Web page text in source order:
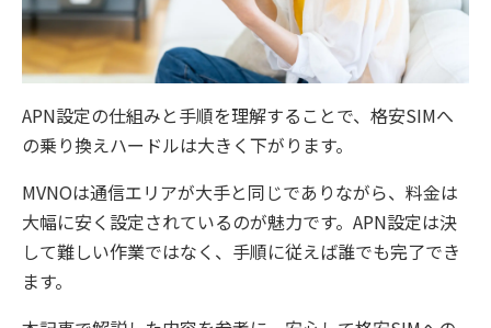
APN設定の仕組みと手順を理解することで、格安SIMへ
の乗り換えハードルは大きく下がります。
MVNOは通信エリアが大手と同じでありながら、料金は
大幅に安く設定されているのが魅力です。APN設定は決
して難しい作業ではなく、手順に従えば誰でも完了でき
ます。